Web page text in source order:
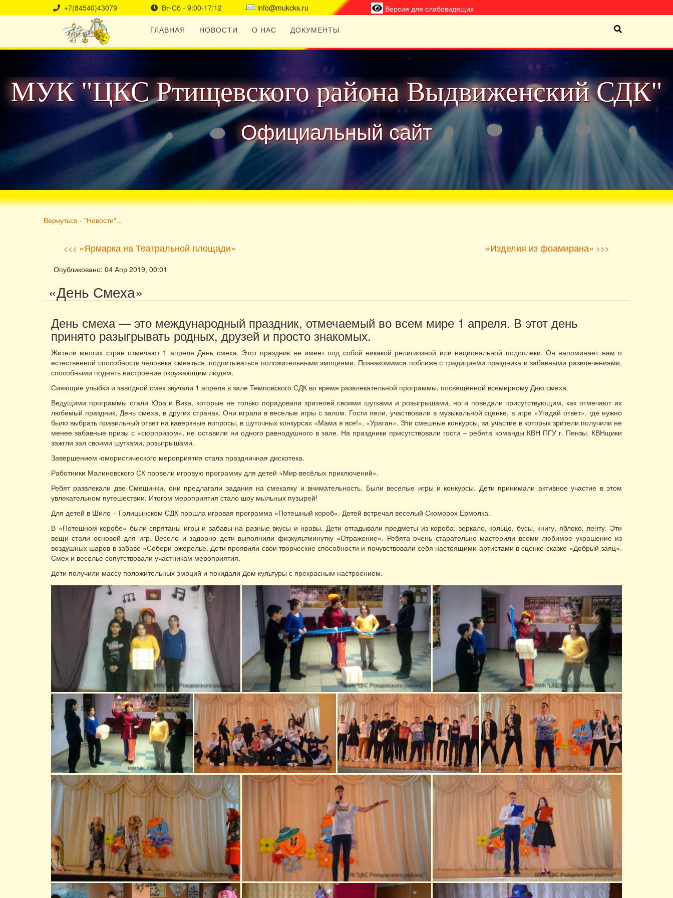
+7(84540)43079 Вт-Сб - 9:00-17:12 info@mukcks.ru Версия для слабовидящих
ГЛАВНАЯ НОВОСТИ О НАС ДОКУМЕНТЫ
МУК "ЦКС Ртищевского района Выдвиженский СДК"
Официальный сайт
Вернуться - "Новости"...
<<< «Ярмарка на Театральной площади» «Изделия из фоамирана» >>>
Опубликовано: 04 Апр 2019, 00:01
«День Смеха»
День смеха — это международный праздник, отмечаемый во всем мире 1 апреля. В этот день
принято разыгрывать родных, друзей и просто знакомых.
Жители многих стран отмечают 1 апреля День смеха. Этот праздник не имеет под собой никакой религиозной или национальной подоплеки. Он напоминает нам о
естественной способности человека смеяться, подпитываться положительными эмоциями. Познакомимся поближе с традициями праздника и забавными развлечениями,
способными поднять настроение окружающим людям.
Сияющие улыбки и заводной смех звучали 1 апреля в зале Темповского СДК во время развлекательной программы, посвящённой всемирному Дню смеха.
Ведущими программы стали Юра и Вика, которые не только порадовали зрителей своими шутками и розыгрышами, но и поведали присутствующим, как отмечают их
любимый праздник, День смеха, в других странах. Они играли в веселые игры с залом. Гости пели, участвовали в музыкальной сценке, в игре «Угадай ответ», где нужно
было выбрать правильный ответ на каверзные вопросы, в шуточных конкурсах «Мама я все!», «Ураган». Эти смешные конкурсы, за участие в которых зрители получили не
менее забавные призы с «сюрпризом», не оставили ни одного равнодушного в зале. На праздники присутствовали гости – ребята команды КВН ПГУ г. Пензы. КВНщики
зажгли зал своими шутками, розыгрышами.
Завершением юмористического мероприятия стала праздничная дискотека.
Работники Малиновского СК провели игровую программу для детей «Мир весёлых приключений».
Ребят развлекали две Смешинки, они предлагали задания на смекалку и внимательность. Были веселые игры и конкурсы. Дети принимали активное участие в этом
увлекательном путешествии. Итогом мероприятия стало шоу мыльных пузырей!
Для детей в Шило – Голицынском СДК прошла игровая программа «Потешный короб». Детей встречал веселый Скоморох Ермолка.
В «Потешном коробе» были спрятаны игры и забавы на разные вкусы и нравы. Дети отгадывали предметы из короба: зеркало, кольцо, бусы, книгу, яблоко, ленту. Эти
вещи стали основой для игр. Весело и задорно дети выполнили физкультминутку «Отражение». Ребята очень старательно мастерили всеми любимое украшение из
воздушных шаров в забаве «Собери ожерелье. Дети проявили свои творческие способности и почувствовали себя настоящими артистами в сценке-сказке «Добрый заяц».
Смех и веселье сопутствовали участникам мероприятия.
Дети получили массу положительных эмоций и покидали Дом культуры с прекрасным настроением.